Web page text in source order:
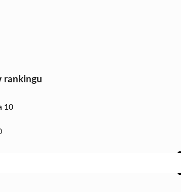
rankingu
10